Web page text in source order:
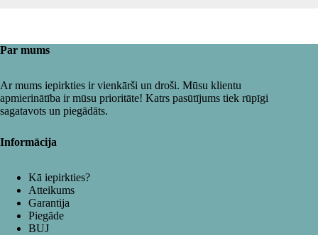
Par mums
Ar mums iepirkties ir vienkārši un droši. Mūsu klientu
apmierinātība ir mūsu prioritāte! Katrs pasūtījums tiek rūpīgi
sagatavots un piegādāts.
Informācija
Kā iepirkties?
Atteikums
Garantija
Piegāde
BUJ